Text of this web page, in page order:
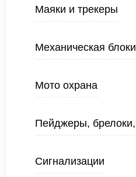
Маяки и трекеры
Механическая
Мото охрана
Пейджеры, брелоки,
Сигнализации